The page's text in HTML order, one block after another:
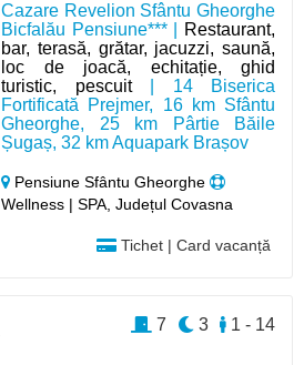
Cazare Revelion Sfântu Gheorghe
Bicfalău Pensiune*** |
Restaurant,
bar, terasă, grătar, jacuzzi, saună,
loc de joacă, echitație, ghid
turistic, pescuit| 14 Biserica
Fortificată Prejmer, 16 km Sfântu
Gheorghe, 25 km Pârtie Băile
Șugaș, 32 km Aquapark Brașov
Pensiune Sfântu Gheorghe
Wellness | SPA, Județul Covasna
Tichet | Card vacanță
1 - 14
3
7